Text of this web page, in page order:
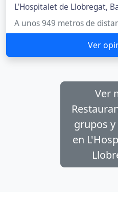
L'Hospitalet de Llobregat,
A unos 949 metros de
Ver
Ver
grupos
en